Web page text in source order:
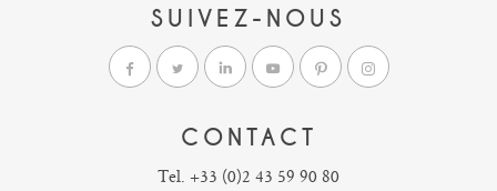
SUIVEZ-NOUS
CONTACT
Tel. +33 (0)2 43 59 90 80